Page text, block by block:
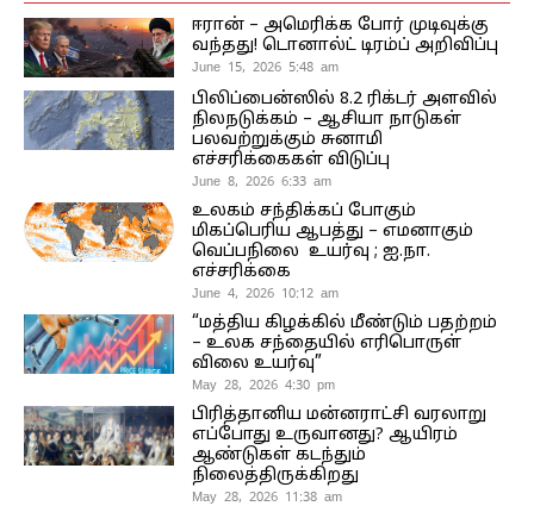
ஈரான் – அமெரிக்க போர் முடிவுக்கு
வந்தது! டொனால்ட் டிரம்ப் அறிவிப்பு
June 15, 2026 5:48 am
பிலிப்பைன்ஸில் 8.2 ரிக்டர் அளவில்
நிலநடுக்கம் – ஆசியா நாடுகள்
பலவற்றுக்கும் சுனாமி
எச்சரிக்கைகள் விடுப்பு
June 8, 2026 6:33 am
உலகம் சந்திக்கப் போகும்
மிகப்பெரிய ஆபத்து – எமனாகும்
வெப்பநிலை உயர்வு ; ஐ.நா.
எச்சரிக்கை
June 4, 2026 10:12 am
“மத்திய கிழக்கில் மீண்டும் பதற்றம்
– உலக சந்தையில் எரிபொருள்
விலை உயர்வு”
May 28, 2026 4:30 pm
பிரித்தானிய மன்னராட்சி வரலாறு
எப்போது உருவானது? ஆயிரம்
ஆண்டுகள் கடந்தும்
நிலைத்திருக்கிறது
May 28, 2026 11:38 am